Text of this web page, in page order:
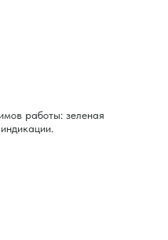
работы: зеленая